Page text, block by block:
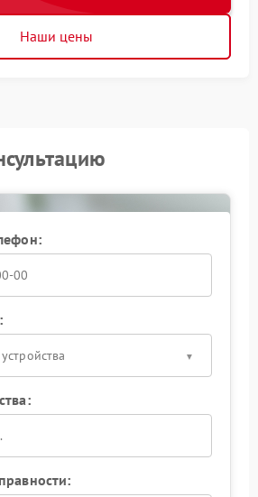
Наши цены